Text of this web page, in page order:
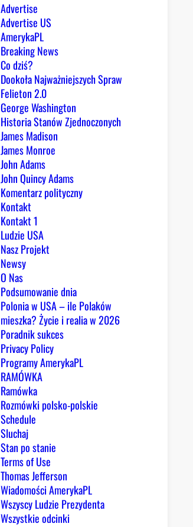
Advertise
Advertise US
AmerykaPL
Breaking News
Co dziś?
Dookoła Najważniejszych Spraw
Felieton 2.0
George Washington
Historia Stanów Zjednoczonych
James Madison
James Monroe
John Adams
John Quincy Adams
Komentarz polityczny
Kontakt
Kontakt 1
Ludzie USA
Nasz Projekt
Newsy
O Nas
Podsumowanie dnia
Polonia w USA – ile Polaków
mieszka? Życie i realia w 2026
Poradnik sukces
Privacy Policy
Programy AmerykaPL
RAMÓWKA
Ramówka
Rozmówki polsko-polskie
Schedule
Sluchaj
Stan po stanie
Terms of Use
Thomas Jefferson
Wiadomości AmerykaPL
Wszyscy Ludzie Prezydenta
Wszystkie odcinki